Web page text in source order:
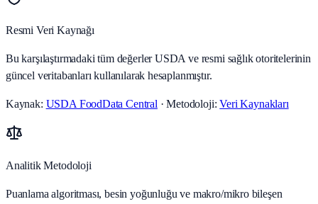
Resmi Veri Kaynağı
Bu karşılaştırmadaki tüm değerler USDA ve resmi sağlık otoritelerinin
güncel veritabanları kullanılarak hesaplanmıştır.
Kaynak: USDA FoodData Central · Metodoloji:Veri Kaynakları
Analitik Metodoloji
Puanlama algoritması, besin yoğunluğu ve makro/mikro bileşen